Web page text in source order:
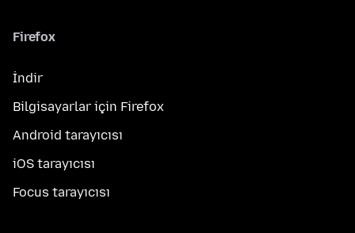
Firefox
İndir
Bilgisayarlar için Firefox
Android tarayıcısı
iOS tarayıcısı
Focus tarayıcısı